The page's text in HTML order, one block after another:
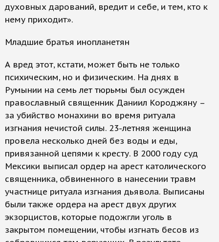
духовных дарований, вредит и себе, и тем, кто к
нему приходит».
Младшие братья инопланетян
А вред этот, кстати, может быть не только
психическим, но и физическим. На днях в
Румынии на семь лет тюрьмы был осужден
православный священник Даниил Короджяну –
за убийство монахини во время ритуала
изгнания нечистой силы. 23-летняя женщина
провела несколько дней без воды и еды,
привязанной цепями к кресту. В 2000 году суд
Мексики выписал ордер на арест католического
священника, обвиненного в нанесении травм
участнице ритуала изгнания дьявола. Выписаны
были также ордера на арест двух других
экзорцистов, которые подожгли уголь в
закрытом помещении, чтобы изгнать бесов из